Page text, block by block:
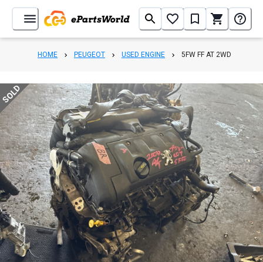
HOME PEUGEOT USED ENGINE 5FW FF AT 2WD
1/6
SOLD